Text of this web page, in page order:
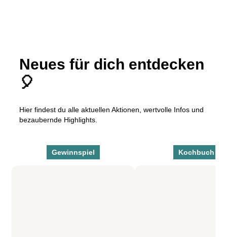
Neues für dich entdecken
🎈
Hier findest du alle aktuellen Aktionen, wertvolle Infos und
bezaubernde Highlights.
Gewinnspiel Kochbuch